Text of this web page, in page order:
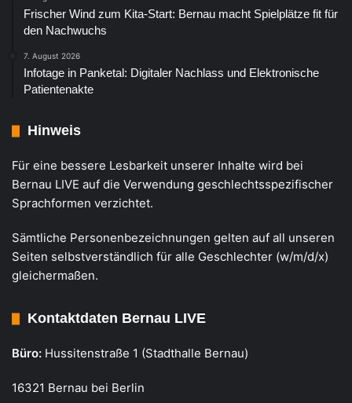
Frischer Wind zum Kita-Start: Bernau macht Spielplätze fit für
den Nachwuchs
7. August 2026
Infotage in Panketal: Digitaler Nachlass und Elektronische
Patientenakte
Hinweis
Für eine bessere Lesbarkeit unserer Inhalte wird bei
Bernau LIVE auf die Verwendung geschlechtsspezifischer
Sprachformen verzichtet.
Sämtliche Personenbezeichnungen gelten auf all unseren
Seiten selbstverständlich für alle Geschlechter (w/m/d/x)
gleichermaßen.
Kontaktdaten Bernau LIVE
Büro: Hussitenstraße 1 (Stadthalle Bernau)
16321 Bernau bei Berlin